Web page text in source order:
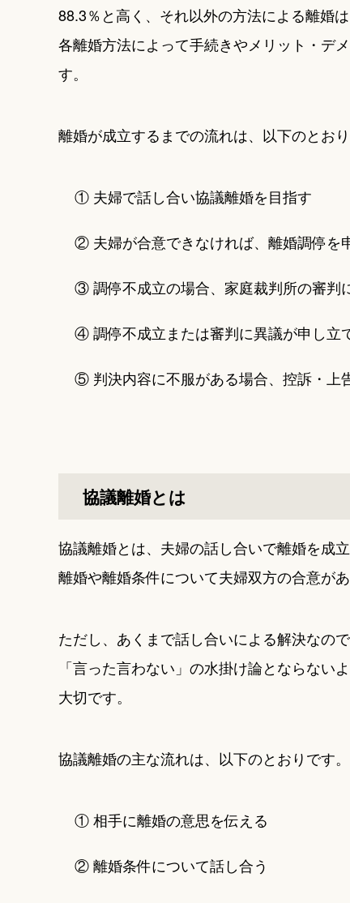
88.3％と高く、それ以外の方法による離婚は
各離婚方法によって手続きやメリット・デ
す。
離婚が成立するまでの流れは、以下のとおり
① 夫婦で話し合い協議離婚を目指す
② 夫婦が合意できなければ、離婚調停を
③ 調停不成立の場合、家庭裁判所の審判
④ 調停不成立または審判に異議が申し立
⑤ 判決内容に不服がある場合、控訴・上
協議離婚とは
協議離婚とは、夫婦の話し合いで離婚を成立
離婚や離婚条件について夫婦双方の合意が
ただし、あくまで話し合いによる解決なの
「言った言わない」の水掛け論とならな
大切です。
協議離婚の主な流れは、以下のとおりです。
① 相手に離婚の意思を伝える
② 離婚条件について話し合う